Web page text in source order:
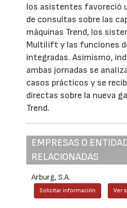
los asistentes favoreció
de consultas sobre las
máquinas Trend, los
Multilift y las funciones
integradas. Asimismo,
ambas jornadas se
casos prácticos y se
directas sobre la nueva
Trend.
EMPRESAS O
RELACIONADAS
Arburg, S.A.
Solicitar información Ver